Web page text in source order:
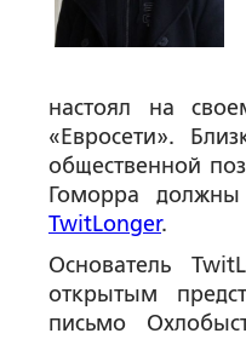
настоял на
«Евросети».
общественной
Гоморра
TwitLonger.
Основатель
открытым
письмо